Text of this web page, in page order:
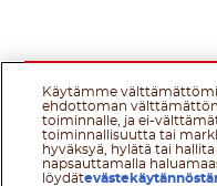
Käytämme
ehdottoman
toiminnalle, ja ei-
toiminnallisuutta tai
hyväksyä, hylätä tai
napsauttamalla
löydät